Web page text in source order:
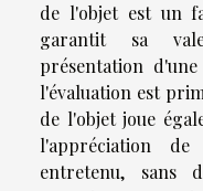
de l'objet est un
garantit sa
présentation
l'évaluation est
de l'objet joue
l'appréciation
entretenu, sans